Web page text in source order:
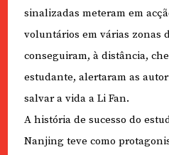
sinalizadas meteram em
voluntários em várias zonas
conseguiram, à distância,
estudante, alertaram as
salvar a vida a Li Fan.
A história de sucesso do
Nanjing teve como